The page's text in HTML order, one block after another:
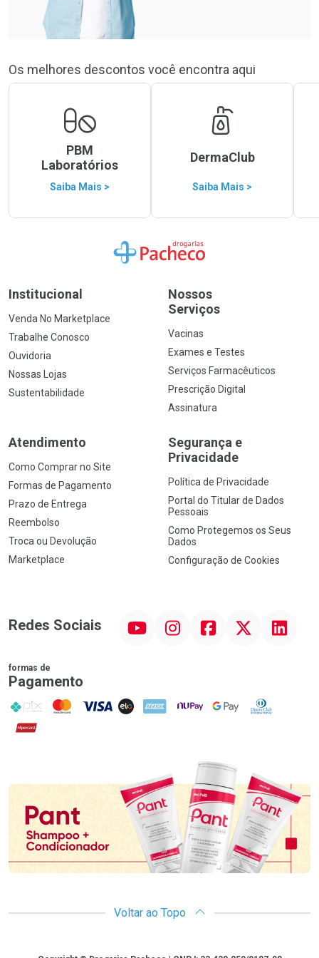
Os melhores descontos você encontra aqui
PBM
Laboratórios
Saiba Mais >
DermaClub
Saiba Mais >
Ir para a Home
Institucional
Venda No Marketplace
Trabalhe Conosco
Ouvidoria
Nossas Lojas
Sustentabilidade
Nossos
Serviços
Vacinas
Exames e Testes
Serviços Farmacêuticos
Prescrição Digital
Assinatura
Atendimento
Como Comprar no Site
Formas de Pagamento
Prazo de Entrega
Reembolso
Troca ou Devolução
Marketplace
Segurança e
Privacidade
Política de Privacidade
Portal do Titular de Dados
Pessoais
Como Protegemos os Seus
Dados
Configuração de Cookies
Redes Sociais InstagramFacebookTwitter Linkedin
formas de
Pagamento
PIX MasterCard
VISA ELO AMEX NuPay Google PayDiners Club
Hipercard
Voltar ao Topo